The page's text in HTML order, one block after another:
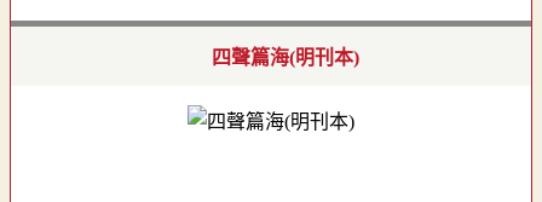
四聲篇海(明刊本)